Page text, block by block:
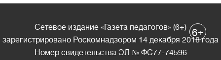
Сетевое издание «Газета педагогов» (6+)
зарегистрировано Роскомнадзором 14 декабря 2018 года
Номер свидетельства ЭЛ № ФС77-74596
6+